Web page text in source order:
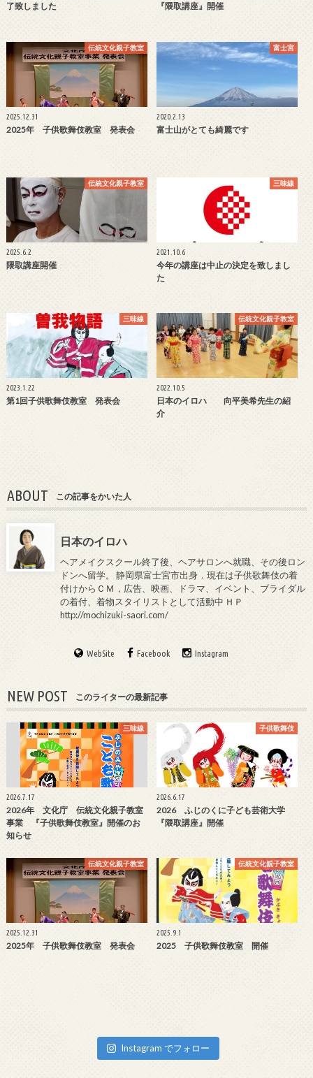
了致しました
『隈取講座』開催
伝統文化親子教室
2025.12.31
2025年 子供歌舞伎教室 発表会
富士宮
2020.2.13
富士山がとても綺麗です
伝統文化親子教室
2025.6.2
隈取講座開催
三味線
2021.10.6
今年の講座は中止の決定を致しまし
た
三味線
2023.1.22
第1回子供歌舞伎教室 発表会
伝統文化親子教室
2022.10.5
日本のイロハ 向平美希先生の紹
介
ABOUT この記事をかいた人
日本のイロハ
ヘアメイクスクール終了後、ヘアサロンへ就職、その後ロン
ドンへ留学。 静岡県富士宮市出身．現在は子供歌舞伎の着
付けからＣＭ，広告、映画、ドラマ、イベント、ブライダル
の着付、着物スタイリストとして活動中 ＨＰ
http://mochizuki-saori.com/
WebSite Facebook Instagram
NEW POST このライターの最新記事
三味線
2026.7.17
2026年 文化庁 伝統文化親子教室
事業 『子供歌舞伎教室』開催のお
知らせ
子供歌舞伎
2026.6.17
2026 ふじのくに子ども芸術大学
『隈取講座』開催
伝統文化親子教室
2025.12.31
2025年 子供歌舞伎教室 発表会
伝統文化親子教室
2025.9.1
2025 子供歌舞伎教室 開催
Instagram でフォロー